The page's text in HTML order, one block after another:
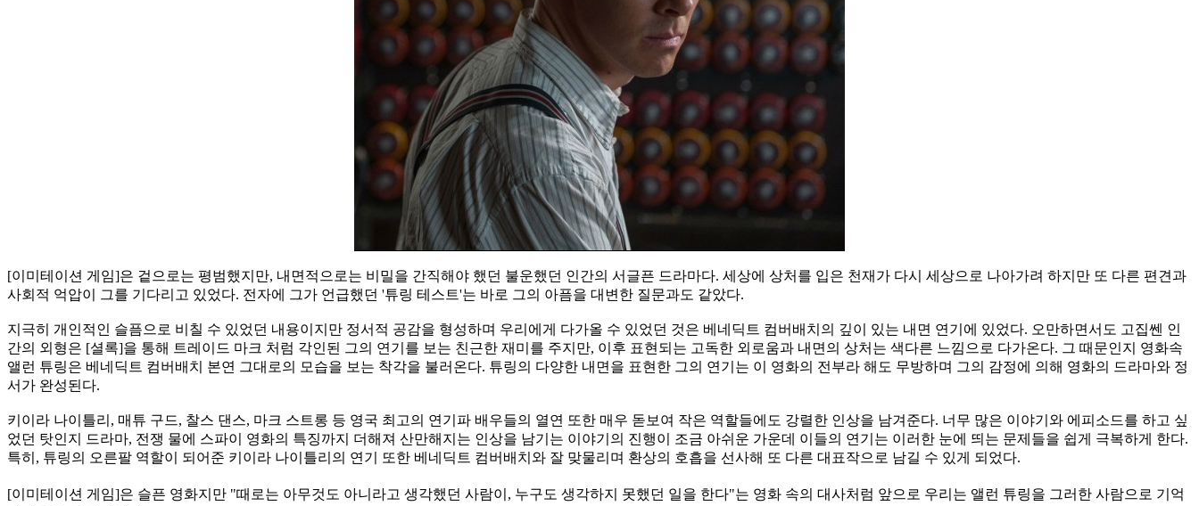
[이미테이션 게임]은 겉으로는 평범했지만, 내면적으로는 비밀을 간직해야 했던 불운했던 인간의 서글픈 드라마다. 세상에 상처를 입은 천재가 다시 세상으로 나아가려 하지만 또 다른 편견과
사회적 억압이 그를 기다리고 있었다. 전자에 그가 언급했던 '튜링 테스트'는 바로 그의 아픔을 대변한 질문과도 같았다.
지극히 개인적인 슬픔으로 비칠 수 있었던 내용이지만 정서적 공감을 형성하며 우리에게 다가올 수 있었던 것은 베네딕트 컴버배치의 깊이 있는 내면 연기에 있었다. 오만하면서도 고집쎈 인
간의 외형은 [셜록]을 통해 트레이드 마크 처럼 각인된 그의 연기를 보는 친근한 재미를 주지 만, 이후 표현되는 고독한 외로움과 내면의 상처는 색다른 느낌으로 다가온다. 그 때문인지 영화속
앨런 튜링은 베네딕트 컴버배치 본연 그대로의 모습을 보는 착각을 불러온다. 튜링의 다양한 내면을 표현한 그의 연기는 이 영화의 전부라 해도 무방하며 그의 감정에 의해 영화의 드라마와 정
서가 완성된다.
키이라 나이틀리, 매튜 구드, 찰스 댄스, 마크 스트롱 등 영국 최고의 연기파 배우들의 열연 또한 매우 돋보여 작은 역할들에도 강렬한 인상을 남겨준다. 너무 많은 이야기와 에피소드를 하고 싶
었던 탓인지 드라마, 전쟁 물에 스파이 영화의 특징까지 더해져 산만해지는 인상을 남기는 이야기의 진행이 조금 아쉬운 가운데 이들의 연기는 이러한 눈에 띄는 문제들을 쉽게 극복하게 한다.
특히, 튜링의 오른팔 역할이 되어준 키이라 나이틀리의 연기 또한 베네딕트 컴버배치와 잘 맞물리며 환상의 호흡을 선사해 또 다른 대표작으로 남길 수 있게 되었다.
[이미테이션 게임]은 슬픈 영화지만 "때로는 아무것도 아니라고 생각했던 사람이, 누구도 생각하지 못했던 일을 한다"는 영화 속의 대사처럼 앞으로 우리는 앨런 튜링을 그러한 사람으로 기억